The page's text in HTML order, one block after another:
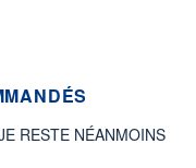
RESTE NÉANMOINS